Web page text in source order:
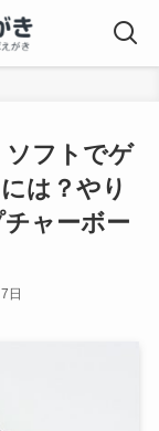
ソフトでゲ
は？やり
ャーボー
日